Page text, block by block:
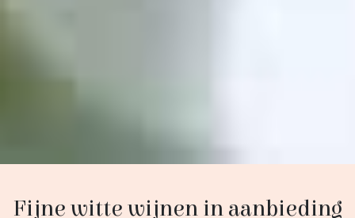
Fijne witte wijnen in aanbieding